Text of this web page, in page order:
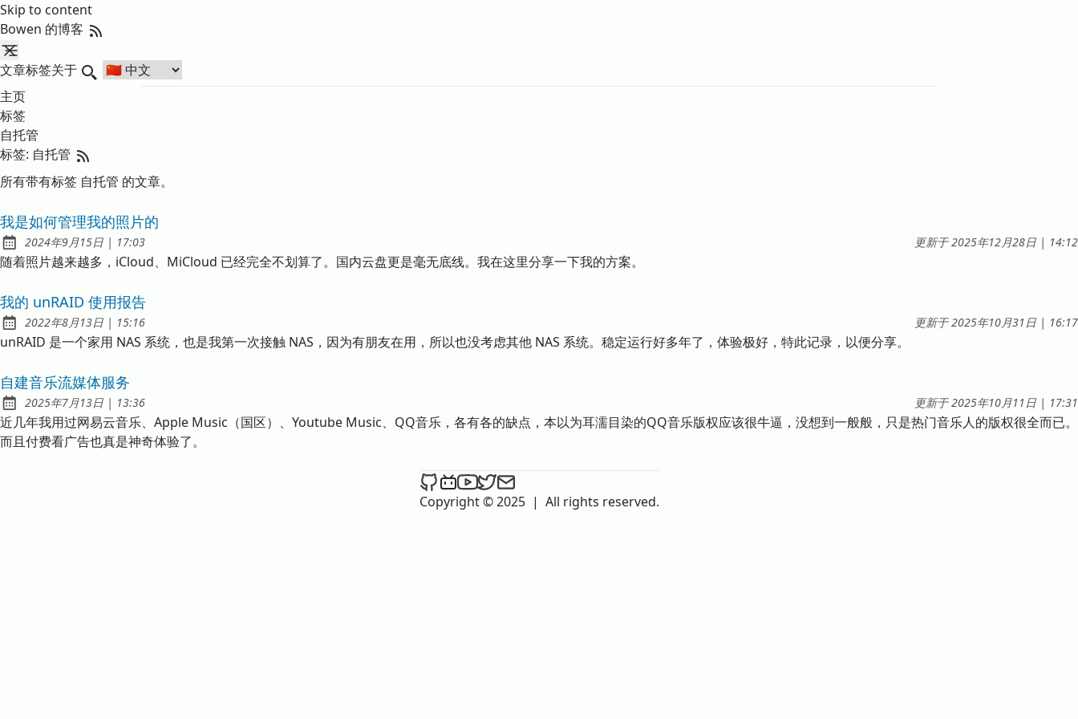
Skip to content
Bowen 的博客
文章标签关于 Search
主页
标签
自托管
标签: 自托管
所有带有标签 自托管 的文章。
我是如何管理我的照片的
发布于
2024年9月15日 | at
17:03 更新于 2025年12月28日 | at
14:12
随着照片越来越多，iCloud、MiCloud 已经完全不划算了。国内云盘更是毫无底线。我在这里分享一下我的方案。
我的 unRAID 使用报告
发布于
2022年8月13日 | at
15:16 更新于 2025年10月31日 | at
16:17
unRAID 是一个家用 NAS 系统，也是我第一次接触 NAS，因为有朋友在用，所以也没考虑其他 NAS 系统。稳定运行好多年了，体验极好，特此记录，以便分享。
自建音乐流媒体服务
发布于
2025年7月13日 | at
13:36 更新于 2025年10月11日 | at
17:31
近几年我用过网易云音乐、Apple Music（国区）、Youtube Music、QQ音乐，各有各的缺点，本以为耳濡目染的QQ音乐版权应该很牛逼，没想到一般般，只是热门音乐人的版权很全而已。
而且付费看广告也真是神奇体验了。
Follow Bowen on Github
Follow Bowen on Bilibili
Subscribe Bowen's Channel on YouTube
Follow Bowen on Twitter
Send an email to Bowen
Copyright © 2025 | All rights reserved.